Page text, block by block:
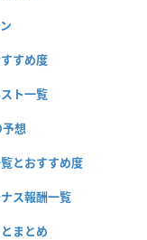
すめ度
ト一覧
予想
とおすすめ度
ス報酬一覧
まとめ